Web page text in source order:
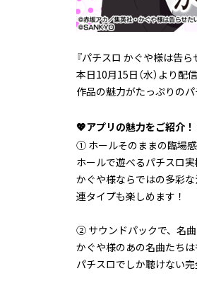
『パチスロ かぐや様は告
本日10月15日（水）より配
作品の魅力がたっぷりの
💖アプリの魅力をご紹介
① ホールそのままの臨場感
ホールで遊べるパチスロ
かぐや様ならではの多彩
連タイプも楽しめます！
② サウンドパックで、名
かぐや様のあの名曲たちは
パチスロでしか聴けない完